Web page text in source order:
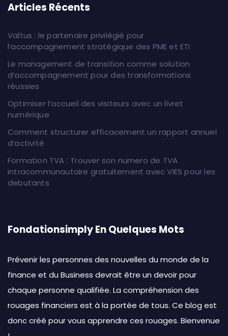
Articles Récents
Valtus : le partenaire privilégié pour
l’accompagnement stratégique des PME et ETI
Le management de transition comme solution
d’accompagnement pour des transformations
réussies
Optimiser l’accueil des visiteurs avec un livret
numérique
Comment structurer efficacement un rapport annuel
d’activité
Formation TVA : Trouver son numero de TVA
intracommunautaire gratuitement avec VIES pour les
debutants
Fondationsimply En Quelques Mots
Prévenir les personnes des nouvelles du monde de la
finance et du Business devrait être un devoir pour
chaque personne qualifiée. La compréhension des
rouages financiers est à la portée de tous. Ce blog est
donc créé pour vous apprendre ces rouages. Bienvenue